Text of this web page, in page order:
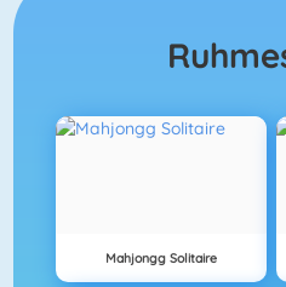
Mahjongg Solitaire